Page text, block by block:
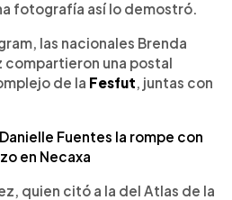
fotografía así lo demostró.
las nacionales Brenda
compartieron una postal
de la Fesfut , juntas con
Fuentes la rompe con
en Necaxa
quien citó a la del Atlas de la